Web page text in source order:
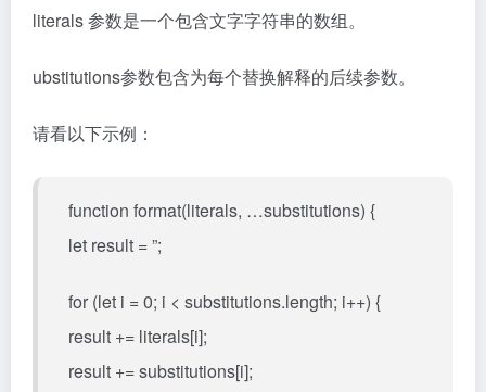
literals 参数是一个包含文字字符串的数组。
ubstitutions参数包含为每个替换解释的后续参数。
请看以下示例：
function format(literals, …substitutions) {
let result = ”;
for (let i = 0; i < substitutions.length; i++) {
result += literals[i];
result += substitutions[i];